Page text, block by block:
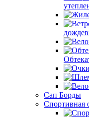
Сап Борды
Спортивная